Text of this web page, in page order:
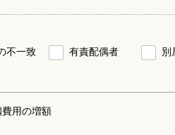
不一致 有責配偶者
別
用の増額